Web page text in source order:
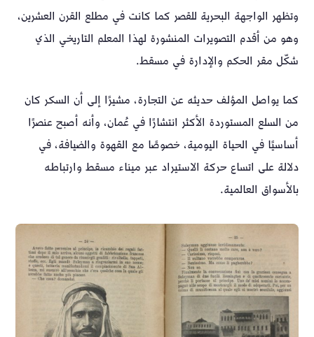
وتظهر الواجهة البحرية للقصر كما كانت في مطلع القرن العشرين،
وهو من أقدم التصويرات المنشورة لهذا المعلم التاريخي الذي
شكّل مقر الحكم والإدارة في مسقط.
كما يواصل المؤلف حديثه عن التجارة، مشيرًا إلى أن السكر كان
من السلع المستوردة الأكثر انتشارًا في عُمان، وأنه أصبح عنصرًا
أساسيًا في الحياة اليومية، خصوصًا مع القهوة والضيافة، في
دلالة على اتساع حركة الاستيراد عبر ميناء مسقط وارتباطه
بالأسواق العالمية.